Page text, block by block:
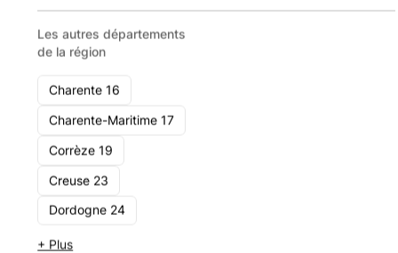
Les autres départements
de la région
Charente 16
Charente-Maritime 17
Corrèze 19
Creuse 23
Dordogne 24
+ Plus